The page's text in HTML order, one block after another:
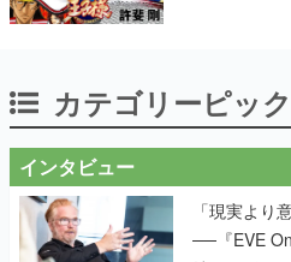
カテゴリーピッ
インタビュー
「現実より
──『EVE